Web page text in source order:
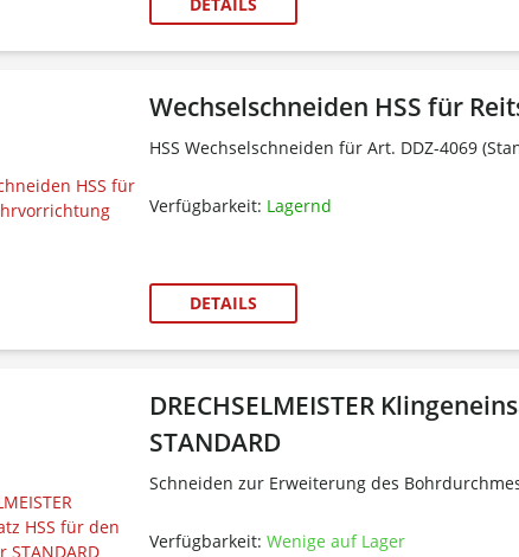
Wechselschneiden HSS für
HSS Wechselschneiden für Art. DDZ-4069
Verfügbarkeit: Lagernd
DETAILS
DRECHSELMEISTER
STANDARD
Schneiden zur Erweiterung des
Verfügbarkeit: Wenige auf Lager